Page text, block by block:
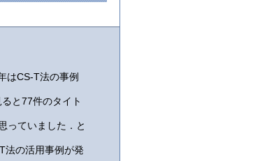
はCS-T法の事例
と77件のタイト
っていました．と
法の活用事例が発